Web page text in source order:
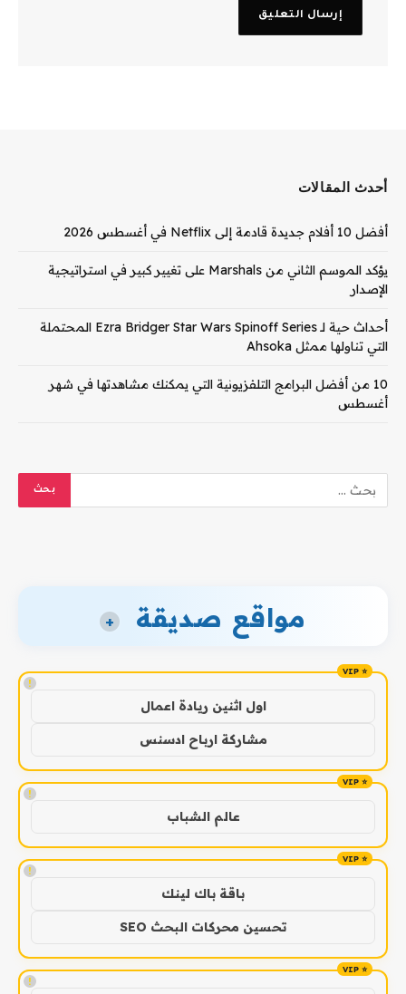
أحدث المقالات
أفضل 10 أفلام جديدة قادمة إلى Netflix في أغسطس 2026
يؤكد الموسم الثاني من Marshals على تغيير كبير في استراتيجية
الإصدار
أحداث حية لـ Ezra Bridger Star Wars Spinoff Series المحتملة
التي تناولها ممثل Ahsoka
10 من أفضل البرامج التلفزيونية التي يمكنك مشاهدتها في شهر
أغسطس
مواقع صديقة +
!
اول اثنين ريادة اعمال
مشاركة ارباح ادسنس
!
عالم الشباب
!
باقة باك لينك
تحسين محركات البحث SEO
!